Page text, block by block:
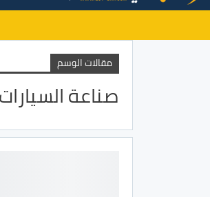
مقالات الوسم
صناعة